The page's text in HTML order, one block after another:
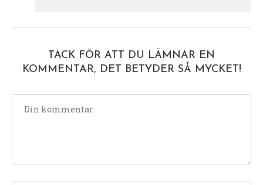
TACK FÖR ATT DU LÄMNAR EN
KOMMENTAR, DET BETYDER SÅ MYCKET!